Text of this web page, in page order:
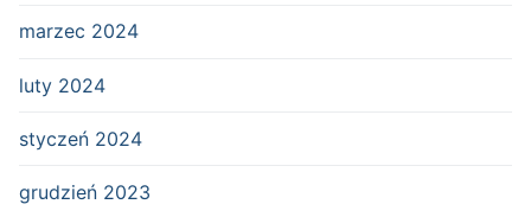
marzec 2024
luty 2024
styczeń 2024
grudzień 2023